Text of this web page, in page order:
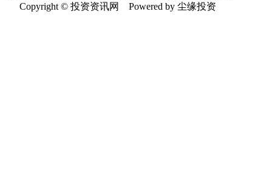
Copyright © 投资资讯网 Powered by 尘缘投资